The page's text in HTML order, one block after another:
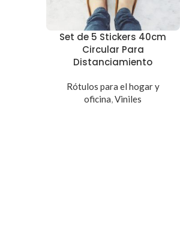
Set de 5 Stickers 40cm
Circular Para
Distanciamiento
Rótulos para el hogar y
oficina,Viniles